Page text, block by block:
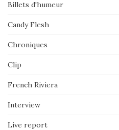
Billets d'humeur
Candy Flesh
Chroniques
Clip
French Riviera
Interview
Live report